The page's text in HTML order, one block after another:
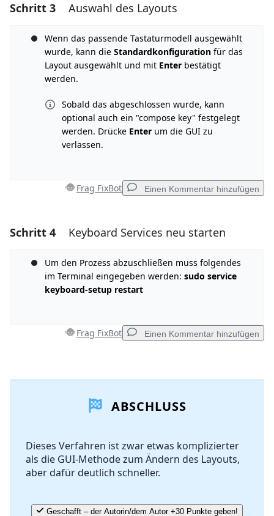
Schritt 3 Auswahl des Layouts
Wenn das passende Tastaturmodell ausgewählt
wurde, kann die Standardkonfiguration für das
Layout ausgewählt und mit Enter bestätigt
werden.
Sobald das abgeschlossen wurde, kann
optional auch ein "compose key" festgelegt
werden. Drücke Enter um die GUI zu
verlassen.
Frag FixBot Einen Kommentar hinzufügen
Einen Kommentar hinzufügen
Kommentar hinzufügen
Schritt 4 Keyboard Services neu starten
Um den Prozess abzuschließen muss folgendes
im Terminal eingegeben werden: sudo service
keyboard-setup restart
Frag FixBot Einen Kommentar hinzufügen
Kommentar hinzufügen
Abbrechen Kommentieren
ABSCHLUSS
Dieses Verfahren ist zwar etwas komplizierter
als die GUI-Methode zum Ändern des Layouts,
aber dafür deutlich schneller.
Geschafft – der Autorin/dem Autor +30 Punkte geben!